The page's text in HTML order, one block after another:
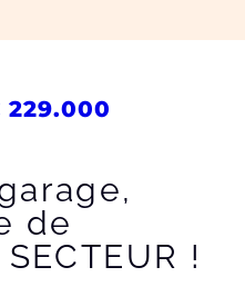
229.000
de
!